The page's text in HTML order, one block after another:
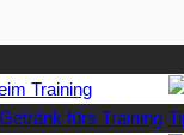
fürs Training